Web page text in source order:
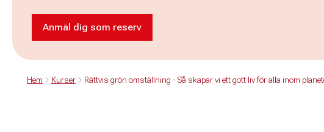
Anmäl dig som reserv till Rättvis grön omställning
Anmäl dig som reserv
Hem Kurser Rättvis grön omställning - Så skapar vi ett gott liv för alla inom